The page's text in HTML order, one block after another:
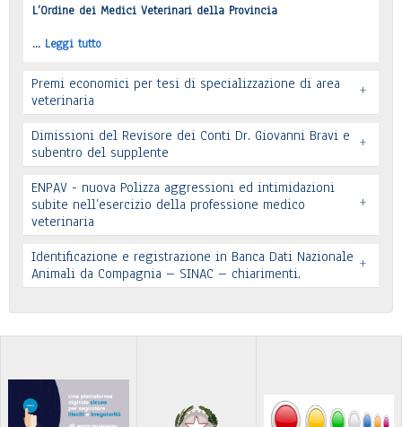
L’Ordine dei Medici Veterinari della Provincia
… Leggi tutto
Premi economici per tesi di specializzazione di area
veterinaria
+
Leggi tutto
Dimissioni del Revisore dei Conti Dr. Giovanni Bravi e
subentro del supplente
+
Leggi tutto
ENPAV - nuova Polizza aggressioni ed intimidazioni
subite nell’esercizio della professione medico
veterinaria
+
In allegato si pubblica lettera pervenuta
Identificazione e registrazione in Banca Dati Nazionale
Animali da Compagnia – SINAC – chiarimenti.
+